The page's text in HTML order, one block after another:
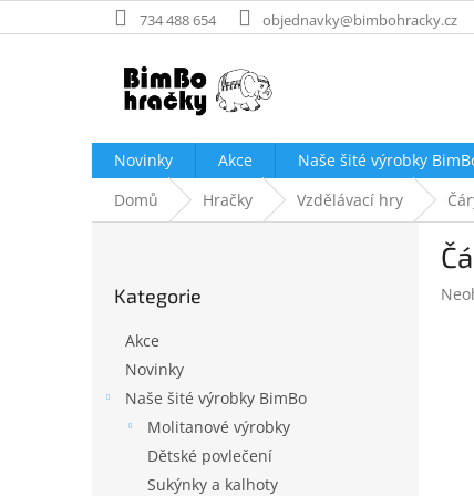
na
734 488 654 objednavky@bimbohracky.cz
Novinky Akce Naše šité výrobky
Domů
Hračky Vzdělávací hry
kategorie
Kategorie
Akce
Novinky
Naše šité výrobky BimBo
Molitanové výrobky
Dětské povlečení
Sukýnky a kalhoty